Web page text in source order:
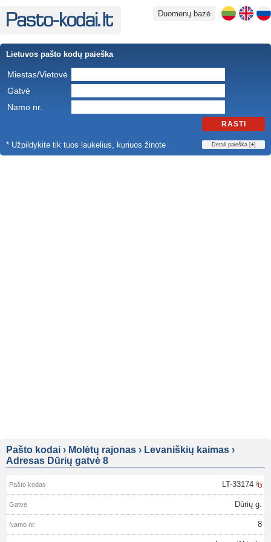
Duomenų bazė
Lietuvos pašto kodų paieška
Miestas/Vietovė
Gatvė
Namo nr.
RASTI
* Užpildykite tik tuos laukelius, kuriuos žinote Detali paieška [+]
Pašto kodai › Molėtų rajonas › Levaniškių kaimas ›
Adresas Dūrių gatvė 8
LT-33174
Dūrių g.
8